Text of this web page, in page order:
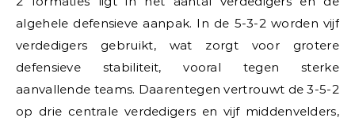
algehele defensieve aanpak. In de 5-3-2 worden vijf
verdedigers gebruikt, wat zorgt voor grotere
defensieve stabiliteit, vooral tegen sterke
aanvallende teams. Daarentegen vertrouwt de 3-5-2
op drie centrale verdedigers en vijf middenvelders,